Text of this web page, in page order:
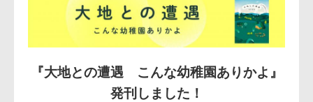
『大地との遭遇 こんな幼稚園ありかよ』
発刊しました！